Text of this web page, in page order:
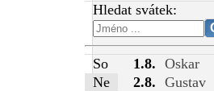
Hledat svátek:
So 1.8. Oskar
Ne
2.8. Gustav